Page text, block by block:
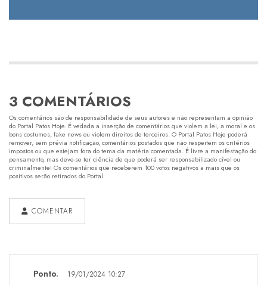
3 COMENTÁRIOS
Os comentários são de responsabilidade de seus autores e não representam a opinião
do Portal Patos Hoje. É vedada a inserção de comentários que violem a lei, a moral e os
bons costumes, fake news ou violem direitos de terceiros. O Portal Patos Hoje poderá
remover, sem prévia notificação, comentários postados que não respeitem os critérios
impostos ou que estejam fora do tema da matéria comentada. É livre a manifestação do
pensamento, mas deve-se ter ciência de que poderá ser responsabilizado cível ou
criminalmente! Os comentários que receberem 100 votos negativos a mais que os
positivos serão retirados do Portal.
COMENTAR
Ponto. 19/01/2024 10:27